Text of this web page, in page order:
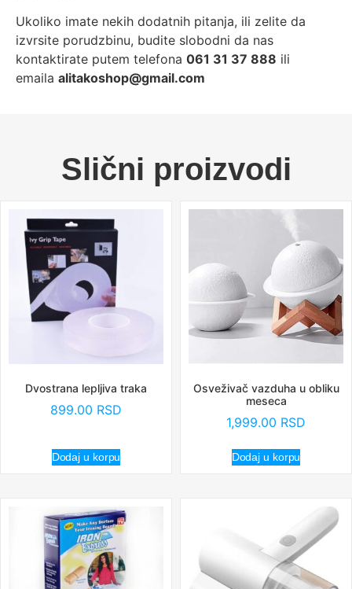
Ukoliko imate nekih dodatnih pitanja, ili zelite da
izvrsite porudzbinu, budite slobodni da nas
kontaktirate putem telefona 061 31 37 888 ili
emaila alitakoshop@gmail.com
Slični proizvodi
Dvostrana lepljiva traka
899.00 RSD
Dodaj u korpu
Osveživač vazduha u obliku
meseca
1,999.00 RSD
Dodaj u korpu